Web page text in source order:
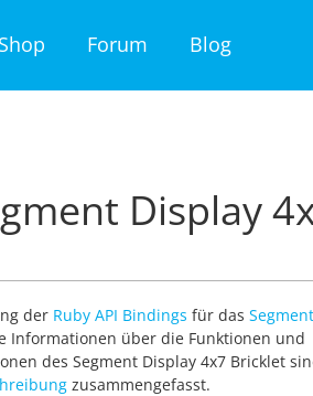
Shop Forum Blog
Display
der Ruby API Bindings für das
Informationen über die Funktionen und
des Segment Display 4x7 Bricklet
zusammengefasst.